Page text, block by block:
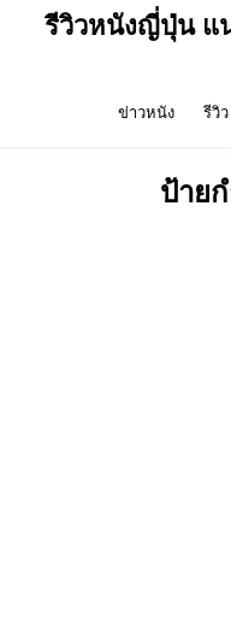
รีวิวหนังญี่ปุ่น แ
ข่าวหนัง รีวิ
ป้าย